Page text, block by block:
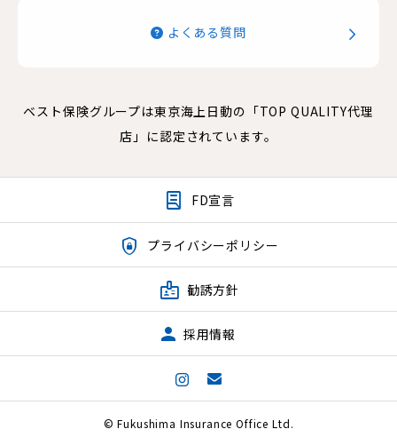
よくある質問
ベスト保険グループは東京海上日動の「TOP QUALITY代理
店」に認定されています。
 FD宣言
 プライバシーポリシー
 勧誘方針
採用情報
© Fukushima Insurance Office Ltd.
お問い合わせ 店舗案内